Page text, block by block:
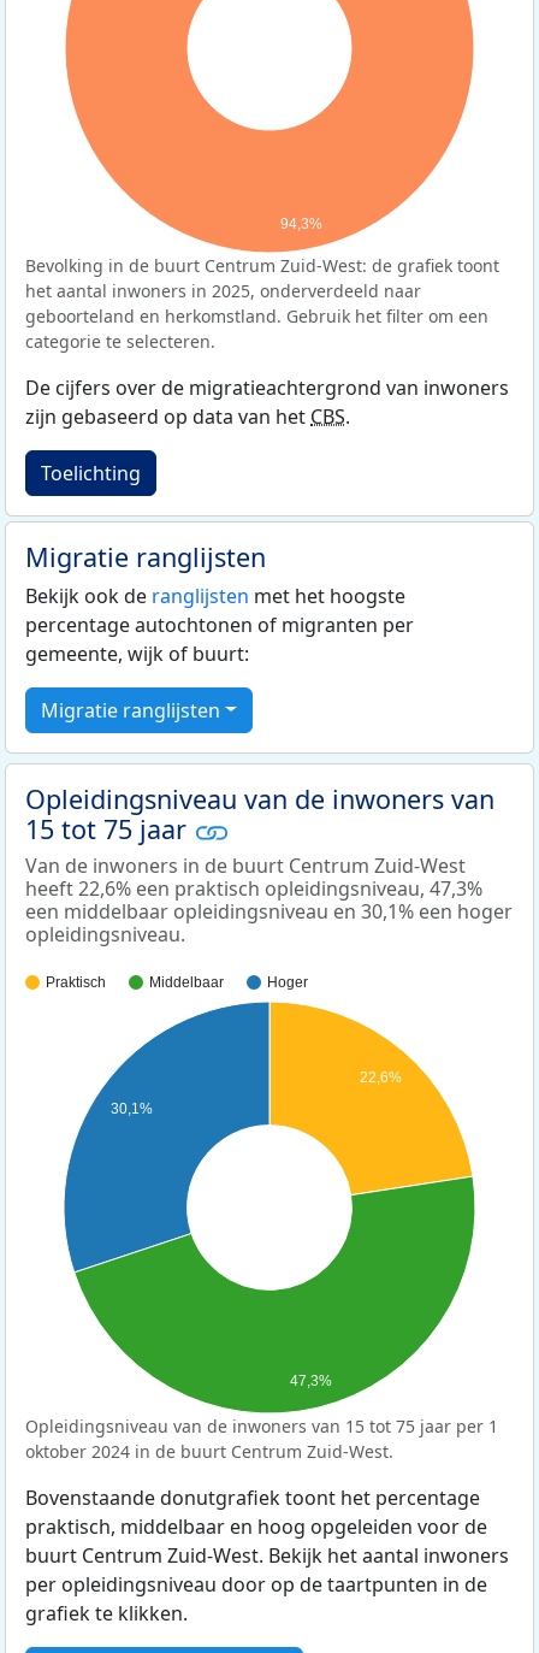
94,3%
Bevolking in de buurt Centrum Zuid-West: de grafiek toont
het aantal inwoners in 2025, onderverdeeld naar
geboorteland en herkomstland. Gebruik het filter om een
categorie te selecteren.
De cijfers over de migratieachtergrond van inwoners
zijn gebaseerd op data van het CBS.
Toelichting
Migratie ranglijsten
Bekijk ook de ranglijsten met het hoogste
percentage autochtonen of migranten per
gemeente, wijk of buurt:
Migratie ranglijsten
Opleidingsniveau van de inwoners van
15 tot 75 jaar
Van de inwoners in de buurt Centrum Zuid-West
heeft 22,6% een praktisch opleidingsniveau, 47,3%
een middelbaar opleidingsniveau en 30,1% een hoger
opleidingsniveau.
Praktisch Middelbaar Hoger
22,6%
30,1%
47,3%
Opleidingsniveau van de inwoners van 15 tot 75 jaar per 1
oktober 2024 in de buurt Centrum Zuid-West.
Bovenstaande donutgrafiek toont het percentage
praktisch, middelbaar en hoog opgeleiden voor de
buurt Centrum Zuid-West. Bekijk het aantal inwoners
per opleidingsniveau door op de taartpunten in de
grafiek te klikken.